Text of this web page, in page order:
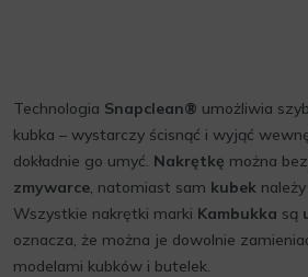
Technologia Snapclean® umożliwia
kubka – wystarczy ścisnąć i wyjąć
dokładnie go umyć. Nakrętkę można
zmywarce, natomiast sam kubek należy
Wszystkie nakrętki marki Kambukka są
oznacza, że można je dowolnie
modelami kubków i butelek.